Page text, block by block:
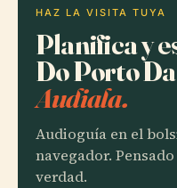
HAZ LA VISITA TUYA
Planifica y
Do Porto
Audiala.
Audioguía en el
navegador.
verdad.